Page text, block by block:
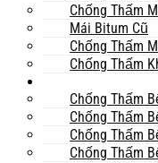
Chống Thấm
Mái Bitum Cũ
Chống Thấm
Chống Thấm
Chống Thấm
Chống Thấm
Chống Thấm
Chống Thấm